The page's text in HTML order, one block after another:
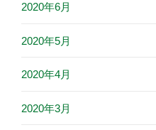
2020年6月
2020年5月
2020年4月
2020年3月